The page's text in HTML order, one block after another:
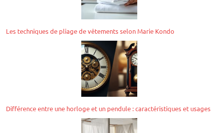
Les techniques de pliage de vêtements selon Marie Kondo
Différence entre une horloge et un pendule : caractéristiques et usages